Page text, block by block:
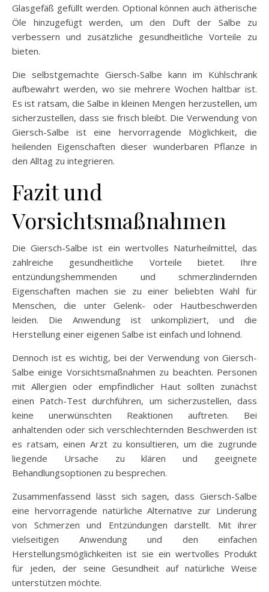
Glasgefäß gefüllt werden. Optional können auch ätherische
Öle hinzugefügt werden, um den Duft der Salbe zu
verbessern und zusätzliche gesundheitliche Vorteile zu
bieten.
Die selbstgemachte Giersch-Salbe kann im Kühlschrank
aufbewahrt werden, wo sie mehrere Wochen haltbar ist.
Es ist ratsam, die Salbe in kleinen Mengen herzustellen, um
sicherzustellen, dass sie frisch bleibt. Die Verwendung von
Giersch-Salbe ist eine hervorragende Möglichkeit, die
heilenden Eigenschaften dieser wunderbaren Pflanze in
den Alltag zu integrieren.
Fazit und
Vorsichtsmaßnahmen
Die Giersch-Salbe ist ein wertvolles Naturheilmittel, das
zahlreiche gesundheitliche Vorteile bietet. Ihre
entzündungshemmenden und schmerzlindernden
Eigenschaften machen sie zu einer beliebten Wahl für
Menschen, die unter Gelenk- oder Hautbeschwerden
leiden. Die Anwendung ist unkompliziert, und die
Herstellung einer eigenen Salbe ist einfach und lohnend.
Dennoch ist es wichtig, bei der Verwendung von Giersch-
Salbe einige Vorsichtsmaßnahmen zu beachten. Personen
mit Allergien oder empfindlicher Haut sollten zunächst
einen Patch-Test durchführen, um sicherzustellen, dass
keine unerwünschten Reaktionen auftreten. Bei
anhaltenden oder sich verschlechternden Beschwerden ist
es ratsam, einen Arzt zu konsultieren, um die zugrunde
liegende Ursache zu klären und geeignete
Behandlungsoptionen zu besprechen.
Zusammenfassend lässt sich sagen, dass Giersch-Salbe
eine hervorragende natürliche Alternative zur Linderung
von Schmerzen und Entzündungen darstellt. Mit ihrer
vielseitigen Anwendung und den einfachen
Herstellungsmöglichkeiten ist sie ein wertvolles Produkt
für jeden, der seine Gesundheit auf natürliche Weise
unterstützen möchte.